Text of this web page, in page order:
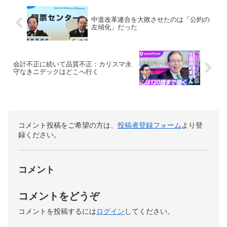
中道改革連合を大敗させたのは「公約の
左傾化」だった
会計不正に続いて品質不正：カリスマ永
守なきニデックはどこへ行く
コメント投稿をご希望の方は、 投稿者登録フォーム より登
録ください。
コメント
コメントをどうぞ
コメントを投稿するにはログイン してください。